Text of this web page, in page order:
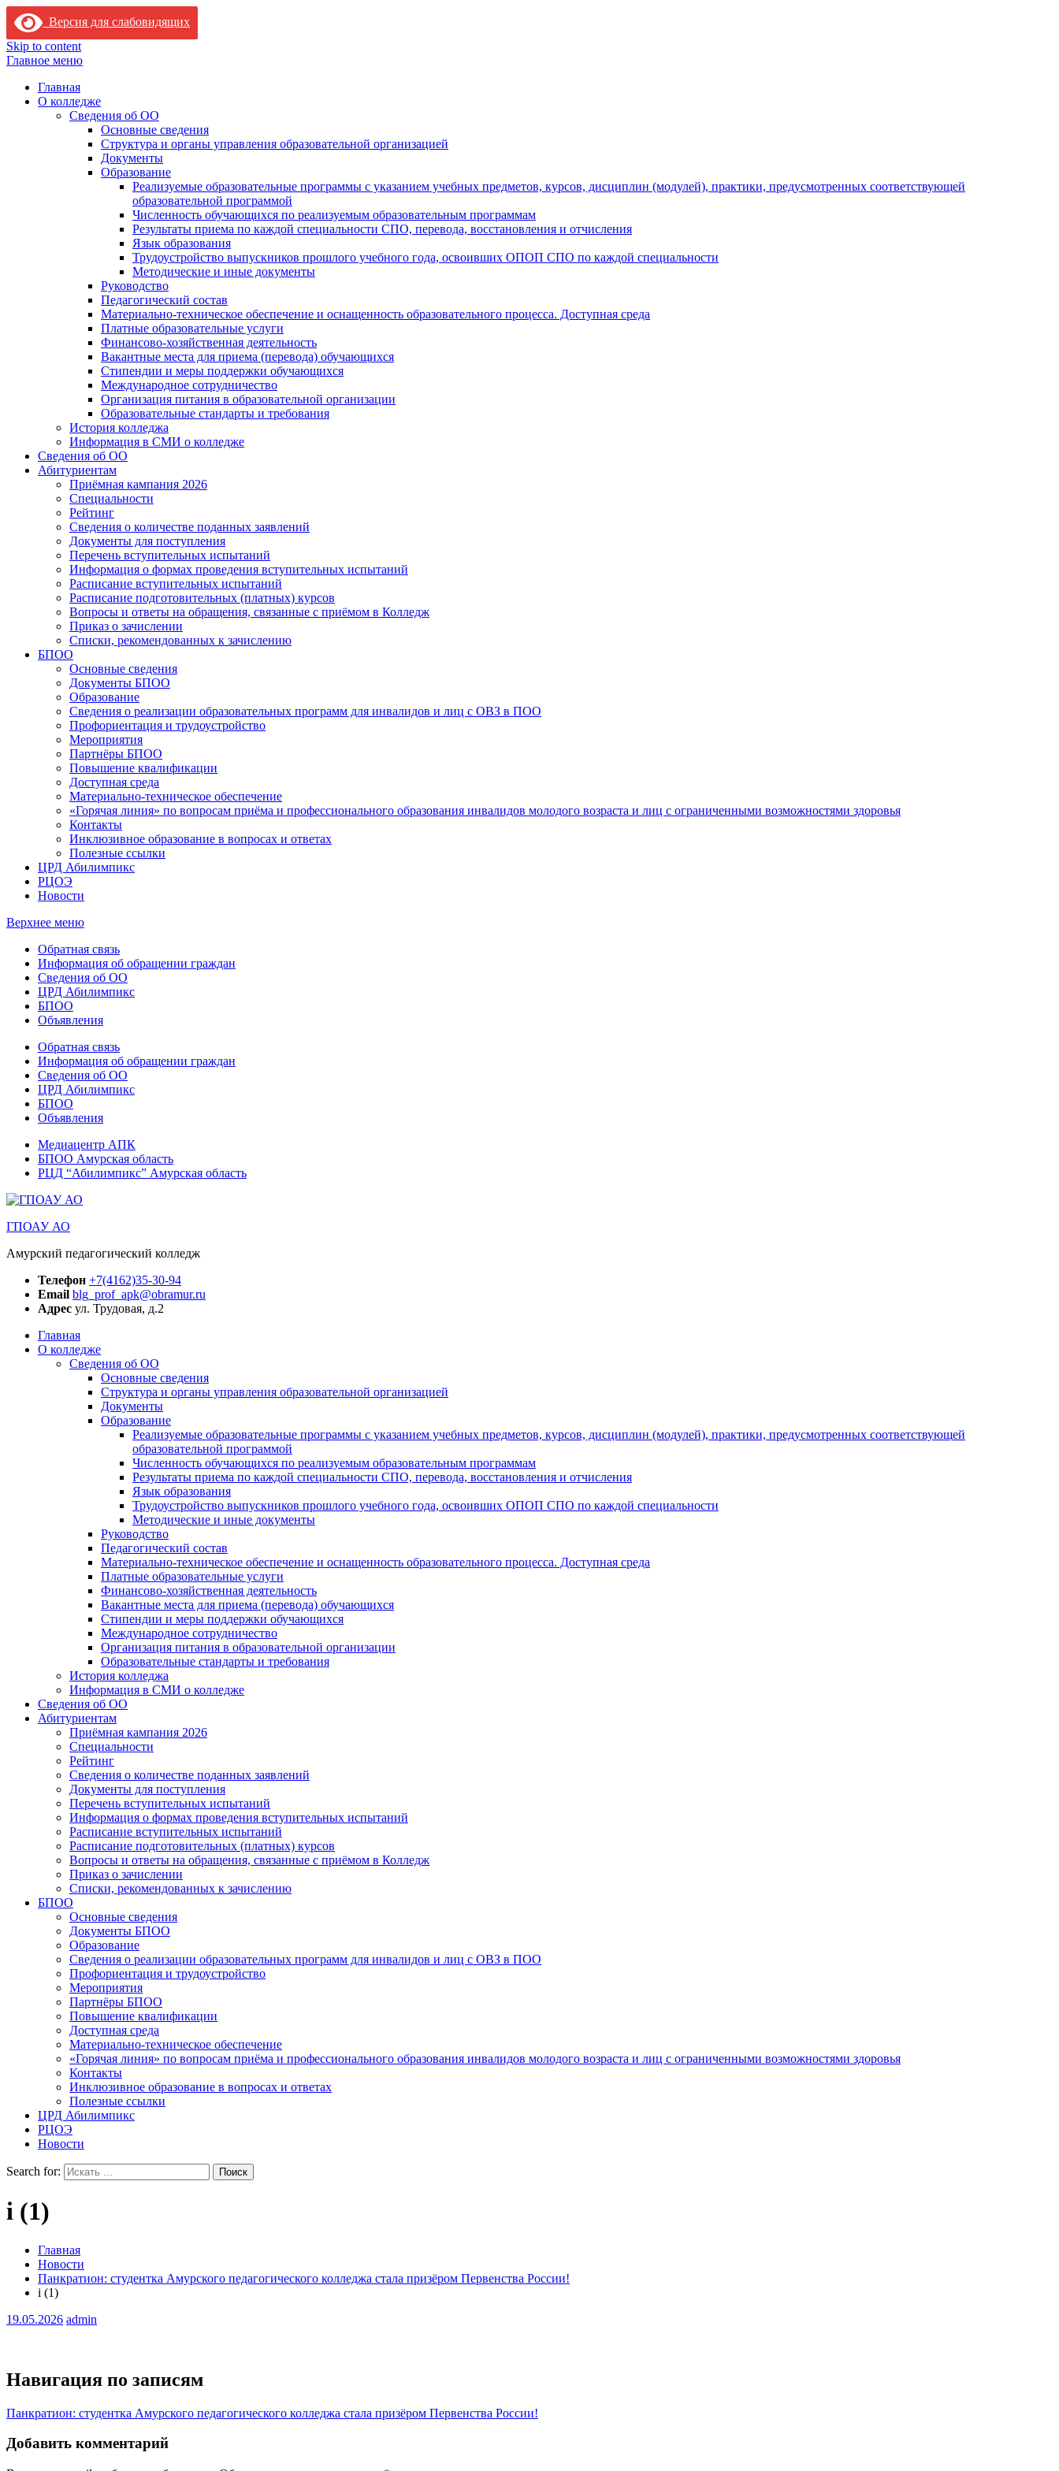
Версия для слабовидящих
Skip to content
Главное меню
Главная
О колледже
Сведения об ОО
Основные сведения
Структура и органы управления образовательной организацией
Документы
Образование
Реализуемые образовательные программы с указанием учебных предметов, курсов, дисциплин (модулей), практики, предусмотренных соответствующей
образовательной программой
Численность обучающихся по реализуемым образовательным программам
Результаты приема по каждой специальности СПО, перевода, восстановления и отчисления
Язык образования
Трудоустройство выпускников прошлого учебного года, освоивших ОПОП СПО по каждой специальности
Методические и иные документы
Руководство
Педагогический состав
Материально-техническое обеспечение и оснащенность образовательного процесса. Доступная среда
Платные образовательные услуги
Финансово-хозяйственная деятельность
Вакантные места для приема (перевода) обучающихся
Стипендии и меры поддержки обучающихся
Международное сотрудничество
Организация питания в образовательной организации
Образовательные стандарты и требования
История колледжа
Информация в СМИ о колледже
Сведения об ОО
Абитуриентам
Приёмная кампания 2026
Специальности
Рейтинг
Сведения о количестве поданных заявлений
Документы для поступления
Перечень вступительных испытаний
Информация о формах проведения вступительных испытаний
Расписание вступительных испытаний
Расписание подготовительных (платных) курсов
Вопросы и ответы на обращения, связанные с приёмом в Колледж
Приказ о зачислении
Списки, рекомендованных к зачислению
БПОО
Основные сведения
Документы БПОО
Образование
Сведения о реализации образовательных программ для инвалидов и лиц с ОВЗ в ПОО
Профориентация и трудоустройство
Мероприятия
Партнёры БПОО
Повышение квалификации
Доступная среда
Материально-техническое обеспечение
«Горячая линия» по вопросам приёма и профессионального образования инвалидов молодого возраста и лиц с ограниченными возможностями здоровья
Контакты
Инклюзивное образование в вопросах и ответах
Полезные ссылки
ЦРД Абилимпикс
РЦОЭ
Новости
Верхнее меню
Обратная связь
Информация об обращении граждан
Сведения об ОО
ЦРД Абилимпикс
БПОО
Объявления
Обратная связь
Информация об обращении граждан
Сведения об ОО
ЦРД Абилимпикс
БПОО
Объявления
Медиацентр АПК
БПОО Амурская область
РЦД “Абилимпикс” Амурская область
ГПОАУ АО
Амурский педагогический колледж
Телефон +7(4162)35-30-94
Email blg_prof_apk@obramur.ru
Адрес ул. Трудовая, д.2
Главная
О колледже
Сведения об ОО
Основные сведения
Структура и органы управления образовательной организацией
Документы
Образование
Реализуемые образовательные программы с указанием учебных предметов, курсов, дисциплин (модулей), практики, предусмотренных соответствующей
образовательной программой
Численность обучающихся по реализуемым образовательным программам
Результаты приема по каждой специальности СПО, перевода, восстановления и отчисления
Язык образования
Трудоустройство выпускников прошлого учебного года, освоивших ОПОП СПО по каждой специальности
Методические и иные документы
Руководство
Педагогический состав
Материально-техническое обеспечение и оснащенность образовательного процесса. Доступная среда
Платные образовательные услуги
Финансово-хозяйственная деятельность
Вакантные места для приема (перевода) обучающихся
Стипендии и меры поддержки обучающихся
Международное сотрудничество
Организация питания в образовательной организации
Образовательные стандарты и требования
История колледжа
Информация в СМИ о колледже
Сведения об ОО
Абитуриентам
Приёмная кампания 2026
Специальности
Рейтинг
Сведения о количестве поданных заявлений
Документы для поступления
Перечень вступительных испытаний
Информация о формах проведения вступительных испытаний
Расписание вступительных испытаний
Расписание подготовительных (платных) курсов
Вопросы и ответы на обращения, связанные с приёмом в Колледж
Приказ о зачислении
Списки, рекомендованных к зачислению
БПОО
Основные сведения
Документы БПОО
Образование
Сведения о реализации образовательных программ для инвалидов и лиц с ОВЗ в ПОО
Профориентация и трудоустройство
Мероприятия
Партнёры БПОО
Повышение квалификации
Доступная среда
Материально-техническое обеспечение
«Горячая линия» по вопросам приёма и профессионального образования инвалидов молодого возраста и лиц с ограниченными возможностями здоровья
Контакты
Инклюзивное образование в вопросах и ответах
Полезные ссылки
ЦРД Абилимпикс
РЦОЭ
Новости
Search for:
i (1)
Главная
Новости
Панкратион: студентка Амурского педагогического колледжа стала призёром Первенства России!
i (1)
19.05.2026 admin
Навигация по записям
Панкратион: студентка Амурского педагогического колледжа стала призёром Первенства России!
Добавить комментарий